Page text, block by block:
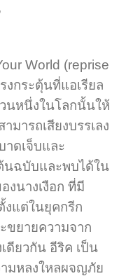
World (reprise
งกระตุ้นที่แอเรียล
นหนึ่งในโลกนั้นให้
มารถเสียงบรรเลง
าดเจ็บและ
นฉบับและพบได้ใน
งนางเงือก ที่มี
งแต่ในยุคกรีก
ขยายความจาก
ดียวกัน อีริค เป็น
มหลงใหลผจญภัย